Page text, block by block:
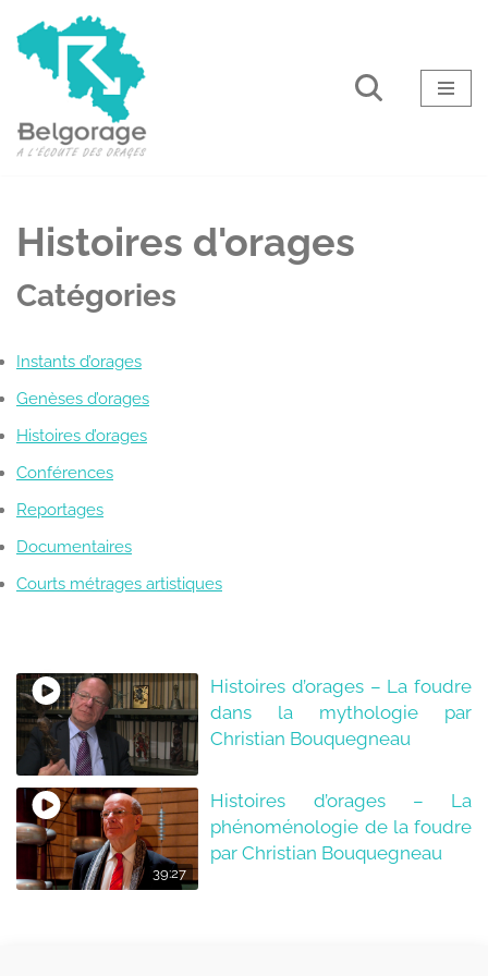
Aller
Histoires d'orages
Catégories
Instants d’orages
Genèses d’orages
Histoires d’orages
Conférences
Reportages
Documentaires
Courts métrages artistiques
Histoires d’orages – La foudre
dans la mythologie par
Christian Bouquegneau
39:27
Histoires d’orages – La
phénoménologie de la foudre
par Christian Bouquegneau